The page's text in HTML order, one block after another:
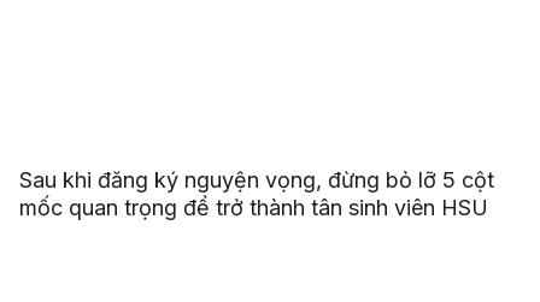
Sau khi đăng ký nguyện vọng, đừng bỏ lỡ 5 cột
mốc quan trọng để trở thành tân sinh viên HSU